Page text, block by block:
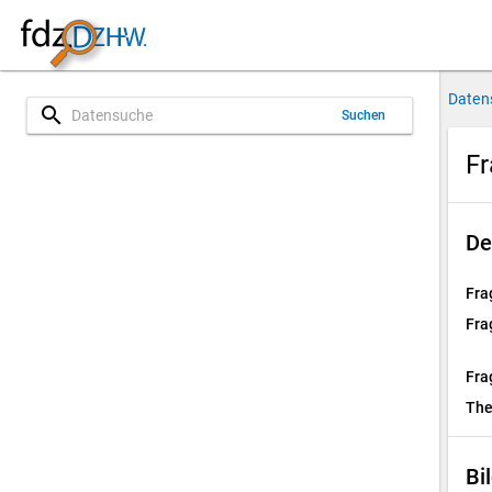
search Suchen